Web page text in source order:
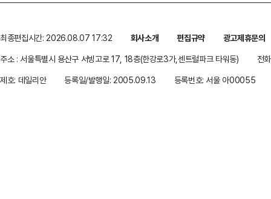
최종편집시간: 2026.08.07 17:32 회사소개 편집규약
광고제휴문의
주소 : 서울특별시 용산구 서빙고로 17, 18층(한강로3가,센트럴파크 타워동)
전
제호: 데일리안
등록일/발행일: 2005.09.13 등록번호: 서울 아00055